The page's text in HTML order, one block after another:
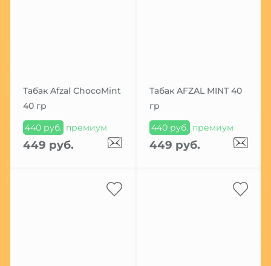
Табак Afzal ChocoMint
40 гр
440 руб. премиум
449 руб.
Табак AFZAL MINT 40
гр
440 руб. премиум
449 руб.